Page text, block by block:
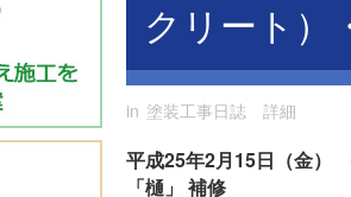
クリート
in 塗装工事日誌 詳細
平成25年2月15日（金）
「樋」 補修